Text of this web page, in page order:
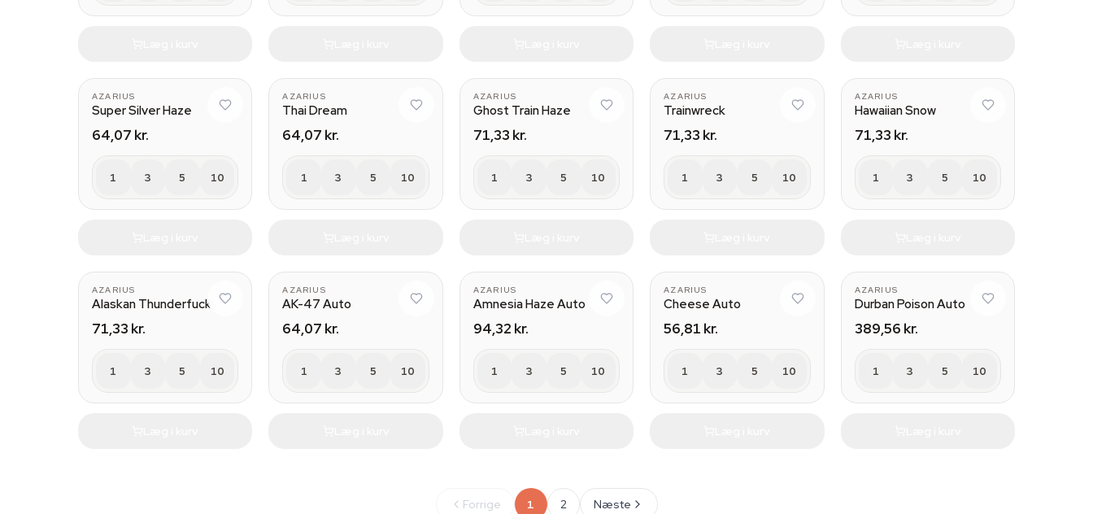
AZARIUS
Super Silver Haze
64,07 kr.
1 3 5 10
AZARIUS
Thai Dream
64,07 kr.
1 3 5 10
AZARIUS
Ghost Train Haze
71,33 kr.
1 3 5 10
AZARIUS
Trainwreck
71,33 kr.
1 3 5 10
AZARIUS
Hawaiian Snow
71,33 kr.
1 3 5 10
AZARIUS
Alaskan Thunderfuck
71,33 kr.
1 3 5 10
AZARIUS
AK-47 Auto
64,07 kr.
1 3 5 10
AZARIUS
Amnesia Haze Auto
94,32 kr.
1 3 5 10
AZARIUS
Cheese Auto
56,81 kr.
1 3 5 10
AZARIUS
Durban Poison Auto
389,56 kr.
1 3 5 10
Forrige 1 2 Næste